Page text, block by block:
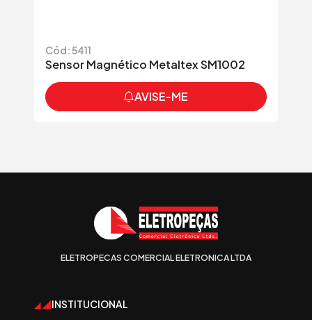
Cód: 5411
Sensor Magnético Metaltex SM1002
AVISE-ME
ELETROPECAS COMERCIAL ELETRONICA LTDA
INSTITUCIONAL